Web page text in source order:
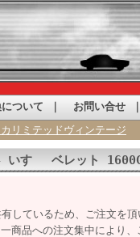
ついて お問い合せ
カリミテッドヴィンテージ
いすゞ ベレット
しているため、ご注文を
商品への注文集中により、